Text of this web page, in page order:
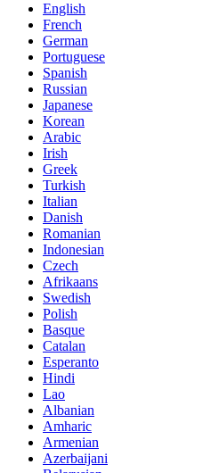
English
French
German
Portuguese
Spanish
Russian
Japanese
Korean
Arabic
Irish
Greek
Turkish
Italian
Danish
Romanian
Indonesian
Czech
Afrikaans
Swedish
Polish
Basque
Catalan
Esperanto
Hindi
Lao
Albanian
Amharic
Armenian
Azerbaijani